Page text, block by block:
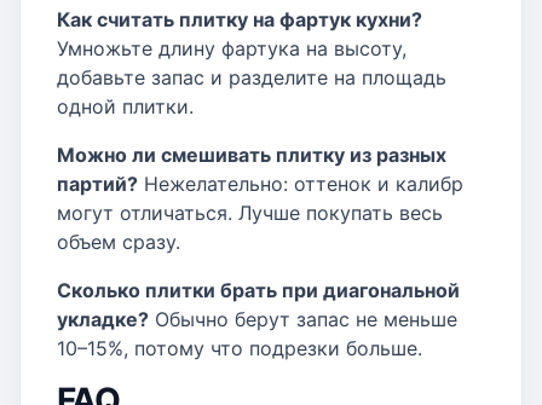
Как считать плитку на фартук кухни?
Умножьте длину фартука на высоту,
добавьте запас и разделите на площадь
одной плитки.
Можно ли смешивать плитку из разных
партий? Нежелательно: оттенок и калибр
могут отличаться. Лучше покупать весь
объем сразу.
Сколько плитки брать при диагональной
укладке? Обычно берут запас не меньше
10–15%, потому что подрезки больше.